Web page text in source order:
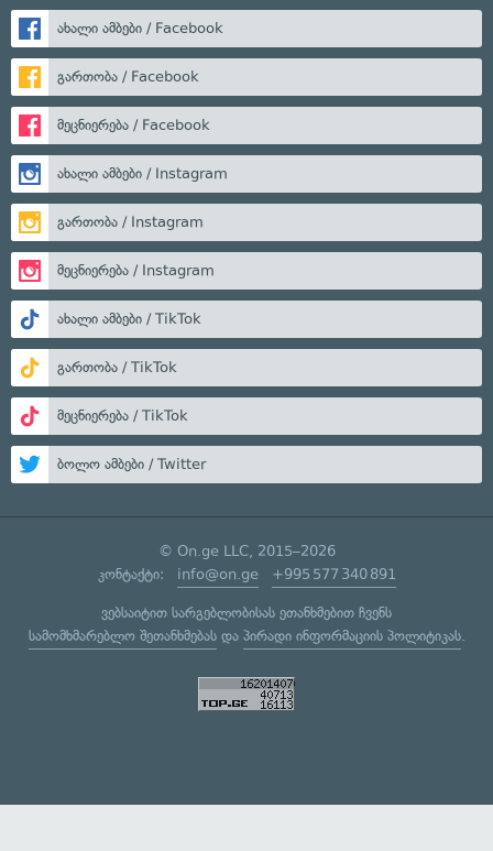
ახალი ამბები / Facebook
გართობა / Facebook
მეცნიერება / Facebook
ახალი ამბები / Instagram
გართობა / Instagram
მეცნიერება / Instagram
ახალი ამბები / TikTok
გართობა / TikTok
მეცნიერება / TikTok
ბოლო ამბები / Twitter
© On.ge LLC, 2015–2026
კონტაქტი: info@on.ge +995 577 340 891
ვებსაიტით სარგებლობისას ეთანხმებით ჩვენს
სამომხმარებლო შეთანხმებასდა პირადი ინფორმაციის პოლიტიკას.